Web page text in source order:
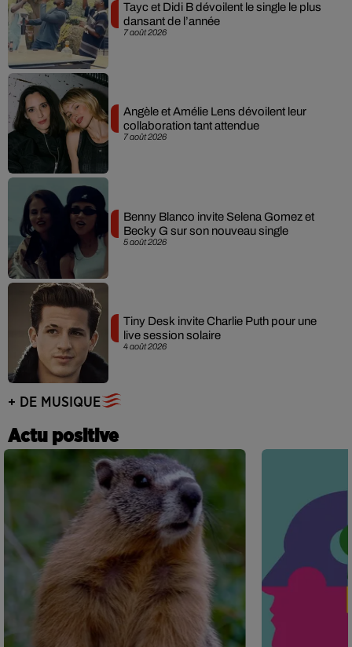
7 août 2026
Tayc et Didi B dévoilent le single le plus
dansant de l’année
7 août 2026
Angèle et Amélie Lens dévoilent leur
collaboration tant attendue
5 août 2026
Benny Blanco invite Selena Gomez et
Becky G sur son nouveau single
4 août 2026
Tiny Desk invite Charlie Puth pour une
live session solaire
+ DE MUSIQUE
Actu positive